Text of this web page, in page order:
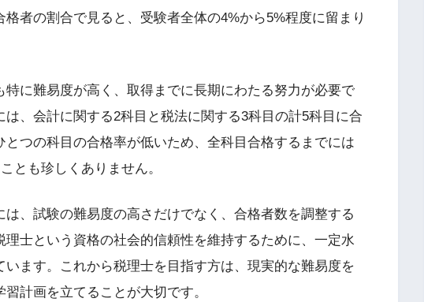
者の割合で見ると、受験者全体の4%から5%程度に留まり
に難易度が高く、取得までに長期にわたる努力が必要で
、会計に関する2科目と税法に関する3科目の計5科目に合
つの科目の合格率が低いため、全科目合格するまでには
とも珍しくありません。
、試験の難易度の高さだけでなく、合格者数を調整する
士という資格の社会的信頼性を維持するために、一定水
ます。これから税理士を目指す方は、現実的な難易度を
計画を立てることが大切です。